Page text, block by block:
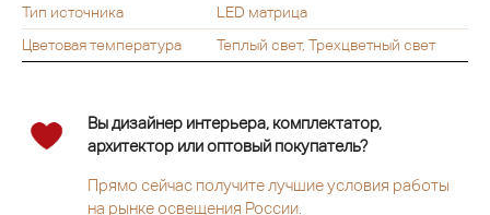
Тип источника
LED матрица
Цветовая температура
Теплый свет, Трехцветный свет
Вы дизайнер интерьера, комплектатор,
архитектор или оптовый покупатель?
Прямо сейчас получите лучшие условия работы
на рынке освещения России.